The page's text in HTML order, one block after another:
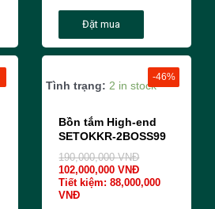
Đặt mua
-46%
Tình trạng: 2 in stock
Bồn tắm High-end
SETOKKR-2BOSS99
190,000,000VNĐ
102,000,000VNĐ
Tiết kiệm:88,000,000
VNĐ